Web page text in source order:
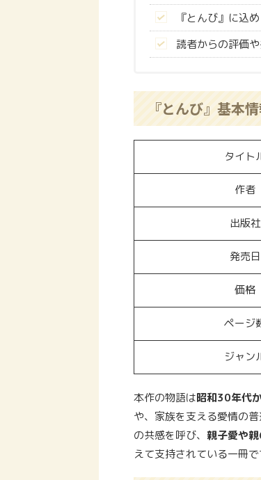
『とんび』に込
読者からの評価
『とんび』基本
タイト
作者
出版社
発売日
価格
ページ
ジャン
本作の物語は昭和30年代
や、家族を支える愛情の
の共感を呼び、 親子愛や
えて支持されている一冊で